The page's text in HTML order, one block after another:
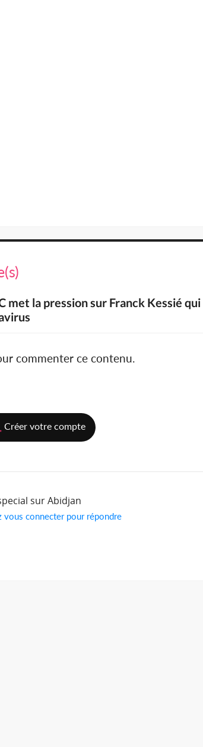
met la pression sur Franck Kessié
commenter ce contenu.
Créer votre compte
sur Abidjan
vous connecter pour répondre